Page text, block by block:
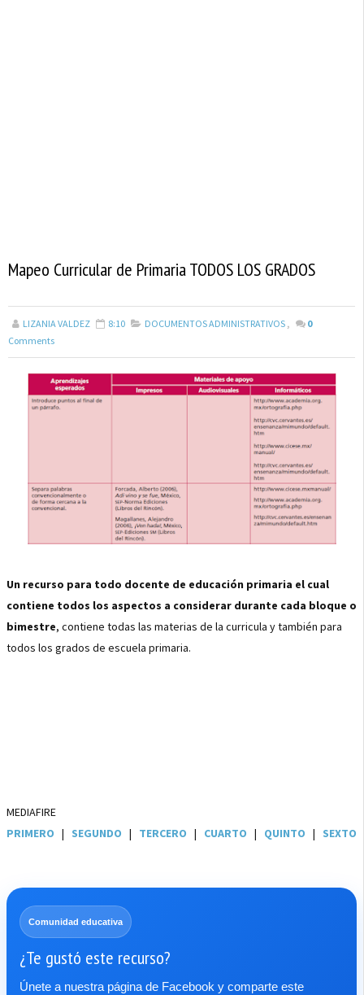
Mapeo Curricular de Primaria TODOS LOS GRADOS
LIZANIA VALDEZ 8:10 DOCUMENTOS ADMINISTRATIVOS ,
0
Comments
Un recurso para todo docente de educación primaria el cual
contiene todos los aspectos a considerar durante cada bloque o
bimestre, contiene todas las materias de la curricula y también para
todos los grados de escuela primaria.
MEDIAFIRE
PRIMERO | SEGUNDO | TERCERO | CUARTO | QUINTO | SEXTO
Comunidad educativa
¿Te gustó este recurso?
Únete a nuestra página de Facebook y comparte este